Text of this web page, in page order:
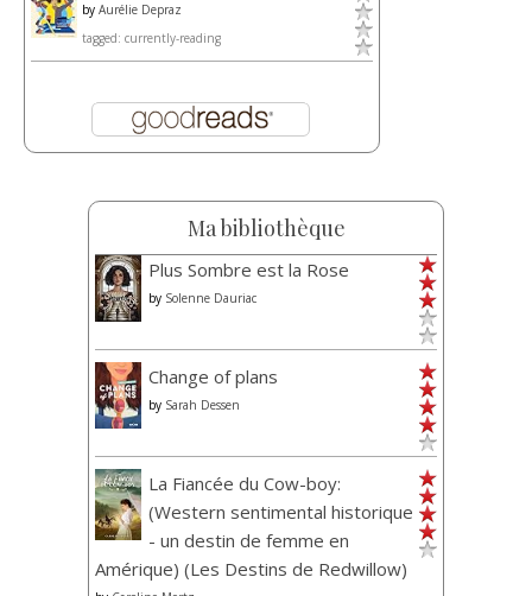
by Aurélie Depraz
tagged: currently-reading
Ma bibliothèque
Plus Sombre est la Rose
by Solenne Dauriac
Change of plans
by Sarah Dessen
La Fiancée du Cow-boy:
(Western sentimental historique
- un destin de femme en
Amérique) (Les Destins de Redwillow)